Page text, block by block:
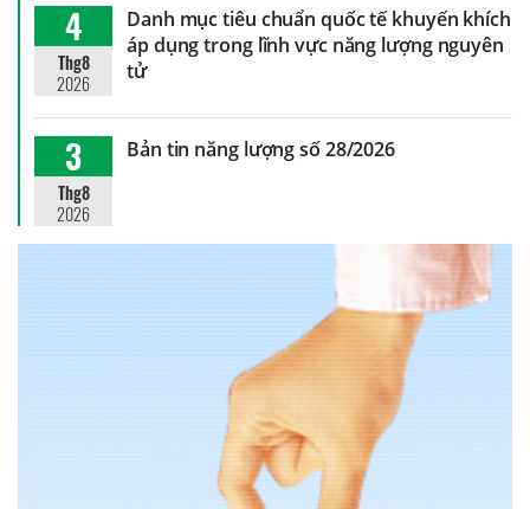
4
Thg8
2026
Danh mục tiêu chuẩn quốc tế khuyến khích
áp dụng trong lĩnh vực năng lượng nguyên
tử
3
Thg8
2026
Bản tin năng lượng số 28/2026